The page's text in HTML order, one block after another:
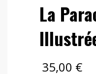
La
35,00 €